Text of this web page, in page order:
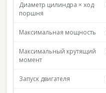
Диаметр цилиндра × ход
поршня
Максимальная мощность
Максимальный крутящий
момент
Запуск двигателя